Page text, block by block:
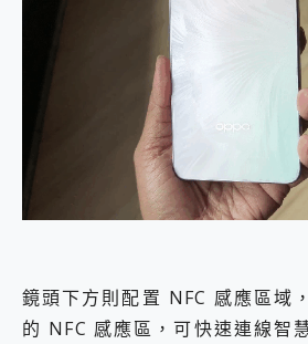
鏡頭下方則配置 NFC 感應區域
的 NFC 感應區，可快速連線智